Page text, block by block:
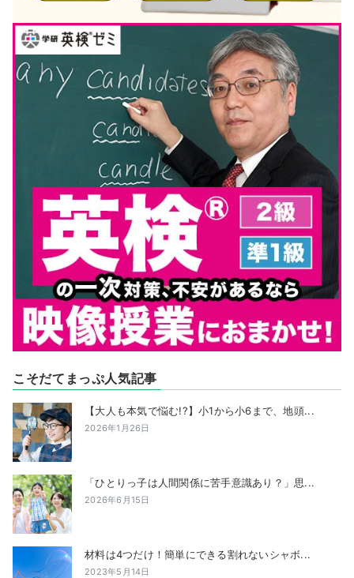
こそだてまっぷ人気記事
【大人も本気で悩む!?】小1から小6まで、地頭...
2026年1月26日
「ひとりっ子は人間関係に苦手意識あり？」思...
2026年6月15日
材料は4つだけ！簡単にできる割れないシャボ...
2023年5月14日